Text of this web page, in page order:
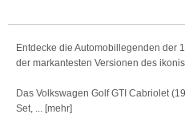
Entdecke die Automobillegenden der
der markantesten Versionen des
Das Volkswagen Golf GTI Cabriolet
Set, ... [mehr]